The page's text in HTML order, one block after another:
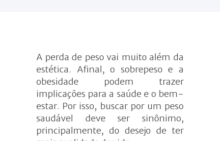
nutricionista
A perda de peso vai muito além da
estética. Afinal, o sobrepeso e a
obesidade podem trazer
implicações para a saúde e o bem-
estar. Por isso, buscar por um peso
saudável deve ser sinônimo,
principalmente, do desejo de ter